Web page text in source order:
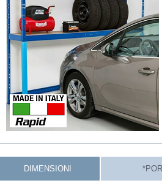
DIMENSIONI